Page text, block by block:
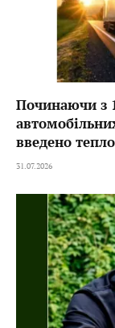
Починаючи з
введено
31.07.2026